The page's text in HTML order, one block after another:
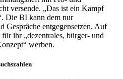
versende. „Das ist ein Kampf
Die BI kann dem nur
Gespräche entgegensetzen. Auf
ihr „dezentrales, bürger- und
werben.